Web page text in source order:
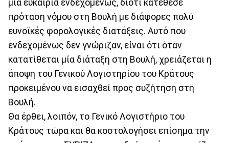
μία ευκαιρία ενδεχομένως, διότι κατέθεσε
πρόταση νόμου στη Βουλή με διάφορες πολύ
ευνοϊκές φορολογικές διατάξεις. Αυτό που
ενδεχομένως δεν γνώριζαν, είναι ότι όταν
κατατίθεται μία διάταξη στη Βουλή, χρειάζεται η
άποψη του Γενικού Λογιστηρίου του Κράτους
προκειμένου να εισαχθεί προς συζήτηση στη
Βουλή.
Θα έρθει, λοιπόν, το Γενικό Λογιστήριο του
Κράτους τώρα και θα κοστολογήσει επίσημα την